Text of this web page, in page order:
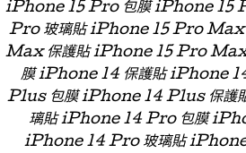
iPhone 15 Pro 包膜 iPhone 15
Pro 玻璃貼 iPhone 15 Pro
Max 保護貼 iPhone 15 Pro Max
膜 iPhone 14 保護貼 iPhone
Plus 包膜 iPhone 14 Plus 保護
璃貼 iPhone 14 Pro 包膜
iPhone 14 Pro 玻璃貼